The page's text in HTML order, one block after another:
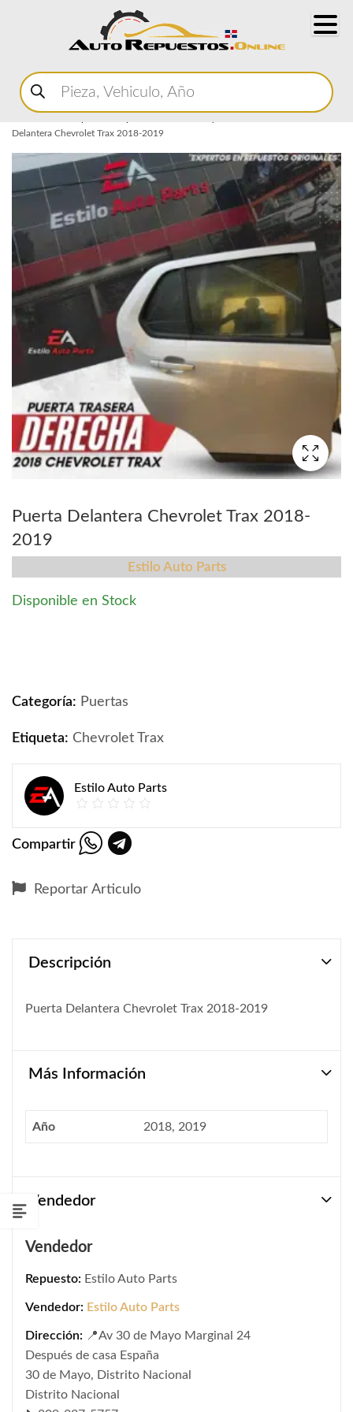
Buscar
productos
Delantera Chevrolet Trax 2018-2019
Puerta Delantera Chevrolet Trax 2018-
2019
Estilo Auto Parts
Disponible en Stock
Categoría: Puertas
Etiqueta: Chevrolet Trax
Estilo Auto Parts
Compartir
Reportar Articulo
Descripción
Puerta Delantera Chevrolet Trax 2018-2019
Más Información
Año 2018, 2019
Vendedor
Vendedor
Repuesto: Estilo Auto Parts
Vendedor: Estilo Auto Parts
Dirección: 📍Av 30 de Mayo Marginal 24
Después de casa España
30 de Mayo, Distrito Nacional
Distrito Nacional